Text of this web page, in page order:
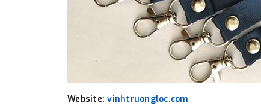
Website:vinhtruongloc.com